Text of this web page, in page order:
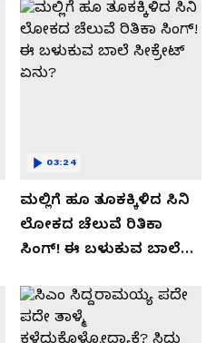
ಮಲ್ಲಿಗೆ ಹೂ ತೂಕಕ್ಕಿಳಿದ ಸಿನಿ
ಲೋಕದ ಚೆಲುವೆ ರಿತಿಕಾ
ಸಿಂಗ್!‌ ಈ ಬಳುಕುವ ಬಾಲೆ
03:24